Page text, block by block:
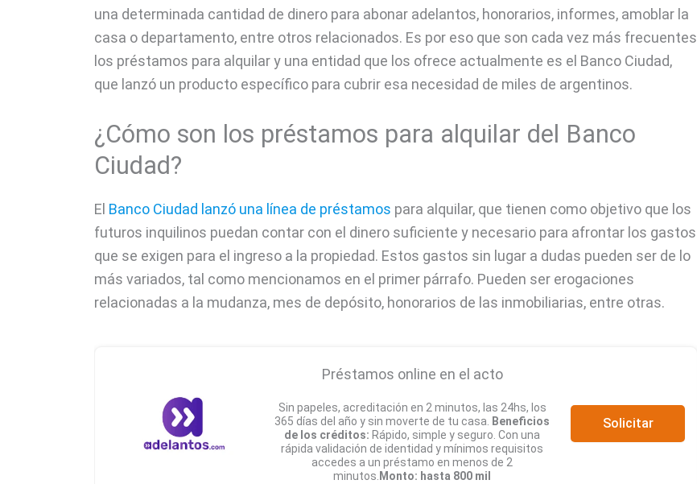
una determinada cantidad de dinero para abonar adelantos, honorarios, informes, amoblar la
casa o departamento, entre otros relacionados. Es por eso que son cada vez más frecuentes
los préstamos para alquilar y una entidad que los ofrece actualmente es el Banco Ciudad,
que lanzó un producto específico para cubrir esa necesidad de miles de argentinos.
¿Cómo son los préstamos para alquilar del Banco
Ciudad?
El Banco Ciudad lanzó una línea de préstamos para alquilar, que tienen como objetivo que los
futuros inquilinos puedan contar con el dinero suficiente y necesario para afrontar los gastos
que se exigen para el ingreso a la propiedad. Estos gastos sin lugar a dudas pueden ser de lo
más variados, tal como mencionamos en el primer párrafo. Pueden ser erogaciones
relacionadas a la mudanza, mes de depósito, honorarios de las inmobiliarias, entre otras.
Préstamos online en el acto
Sin papeles, acreditación en 2 minutos, las 24hs, los
365 días del año y sin moverte de tu casa.
Beneficios
de los créditos: Rápido, simple y seguro. Con una
rápida validación de identidad y mínimos requisitos
accedes a un préstamo en menos de 2
minutos. Monto: hasta 800 mil
Solicitar